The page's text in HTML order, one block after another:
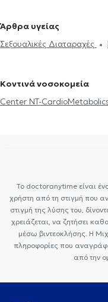
Ψυχολόγοι στα Εξάρχεια
Αθήνα
Ψυχολόγοι στο
και παιδιών
Ομαδική
ενδυνάμωση
Ψυχογενής Βουλιμία -
Κρίση πανικού
Άρθρα υγείας
Σεξουαλικές Διαταραχές
διαδίκτυο
ΔΕΠΥ
Εθισμός
Τεστ
Κοντινά νοσοκομεία
Center NT-
Το doctoranytime είναι
χρήστη από τη στιγμή που
στιγμή της λύσης του,
χρειάζεται, να ζητήσει
μέσω βιντεοκλήσης. Η
πληροφορίες που
από την